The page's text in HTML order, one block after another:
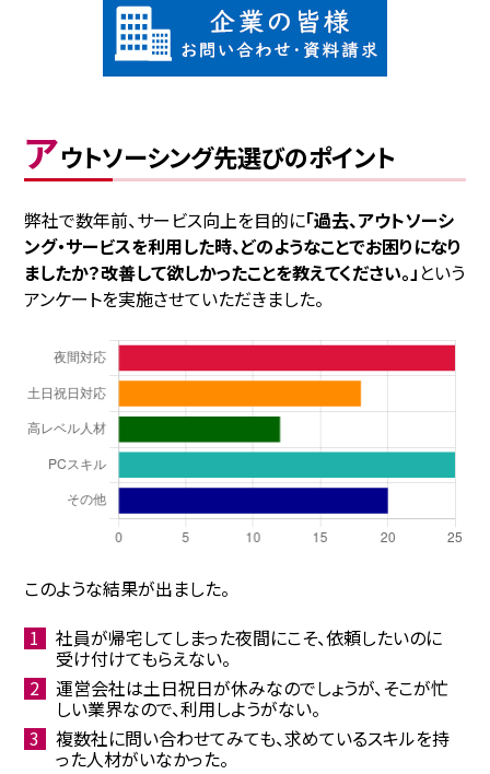
アウトソーシング先選びのポイント
弊社で数年前、サービス向上を目的に「過去、アウトソーシ
ング・サービスを利用した時、どのようなことでお困りになり
ましたか？改善して欲しかったことを教えてください。」 という
アンケートを実施させていただきました。
このような結果が出ました。
社員が帰宅してしまった夜間にこそ、依頼したいのに
受け付けてもらえない。
運営会社は土日祝日が休みなのでしょうが、そこが忙
しい業界なので、利用しようがない。
複数社に問い合わせてみても、求めているスキルを持
った人材がいなかった。